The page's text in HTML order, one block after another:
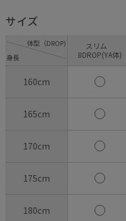
サイズ
身長
体型（DROP)
スリム
8DROP(YA体)
160cm
165cm
170cm
175cm
180cm